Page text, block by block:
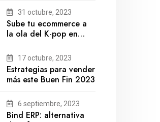
futuro?31 octubre, 2023
Sube tu ecommerce a
la ola del K-pop en
17 octubre, 2023
Estrategias para vender
más este Buen Fin 2023
6 septiembre, 2023
Bind ERP: alternativa